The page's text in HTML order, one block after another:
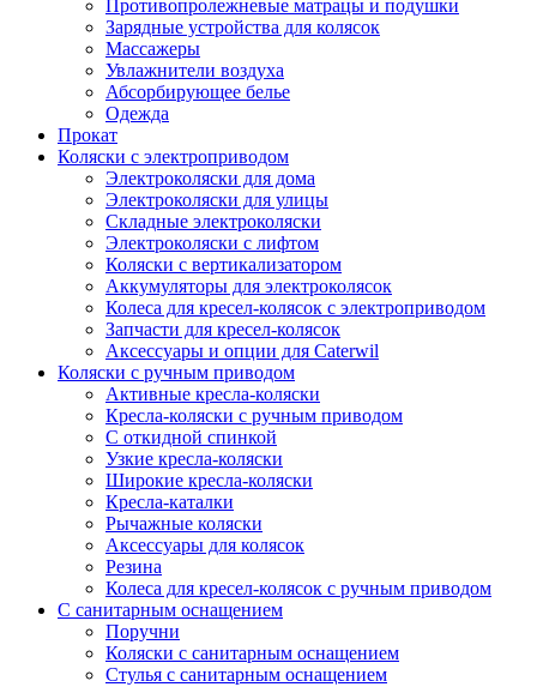
Противопролежневые матрацы и подушки
Зарядные устройства для колясок
Массажеры
Увлажнители воздуха
Абсорбирующее белье
Одежда
Прокат
Коляски с электроприводом
Электроколяски для дома
Электроколяски для улицы
Складные электроколяски
Электроколяски с лифтом
Коляски с вертикализатором
Аккумуляторы для электроколясок
Колеса для кресел-колясок с электроприводом
Запчасти для кресел-колясок
Аксессуары и опции для Caterwil
Коляски с ручным приводом
Активные кресла-коляски
Кресла-коляски с ручным приводом
С откидной спинкой
Узкие кресла-коляски
Широкие кресла-коляски
Кресла-каталки
Рычажные коляски
Аксессуары для колясок
Резина
Колеса для кресел-колясок с ручным приводом
С санитарным оснащением
Поручни
Коляски с санитарным оснащением
Стулья с санитарным оснащением